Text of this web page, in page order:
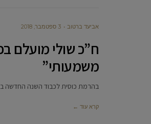
אביעד ברטוב 3 ספטמבר, 2018
ח”כ שולי מועלם
משמעותי”
בהרמת כוסית לכבוד השנה החדשה
קרא עוד ←